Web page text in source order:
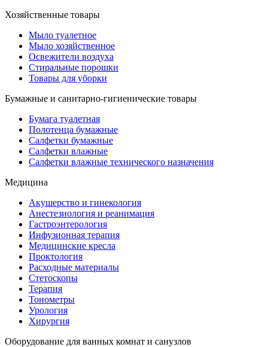
Хозяйственные товары
Мыло туалетное
Мыло хозяйственное
Освежители воздуха
Стиральные порошки
Товары для уборки
Бумажные и санитарно-гигиенические товары
Бумага туалетная
Полотенца бумажные
Салфетки бумажные
Салфетки влажные
Салфетки влажные технического назначения
Медицина
Акушерство и гинекология
Анестезиология и реанимация
Гастроэнтерология
Инфузионная терапия
Медицинские кресла
Проктология
Расходные материалы
Стетоскопы
Терапия
Тонометры
Урология
Хирургия
Оборудование для ванных комнат и санузлов